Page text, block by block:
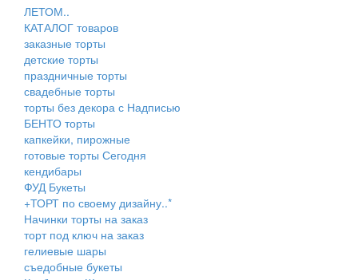
ЛЕТОМ..
КАТАЛОГ товаров
заказные торты
детские торты
праздничные торты
свадебные торты
торты без декора с Надписью
БЕНТО торты
капкейки, пирожные
готовые торты Сегодня
кендибары
ФУД Букеты
+ТОРТ по своему дизайну..*
Начинки торты на заказ
торт под ключ на заказ
гелиевые шары
съедобные букеты